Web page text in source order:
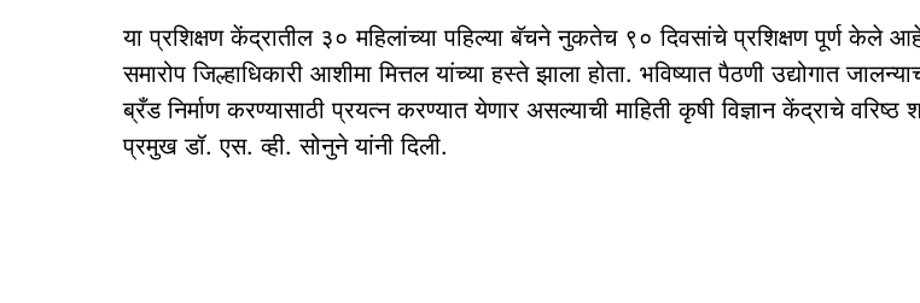
या प्रशिक्षण केंद्रातील ३० महिलांच्या पहिल्या बॅचने नुकतेच ९० दिवसांचे प्रशिक्षण पूर्ण केले
समारोप जिल्हाधिकारी आशीमा मित्तल यांच्या हस्ते झाला होता. भविष्यात पैठणी उद्योगात
ब्रँड निर्माण करण्यासाठी प्रयत्न करण्यात येणार असल्याची माहिती कृषी विज्ञान केंद्राचे वरिष्ठ
प्रमुख डॉ. एस. व्ही. सोनुने यांनी दिली.